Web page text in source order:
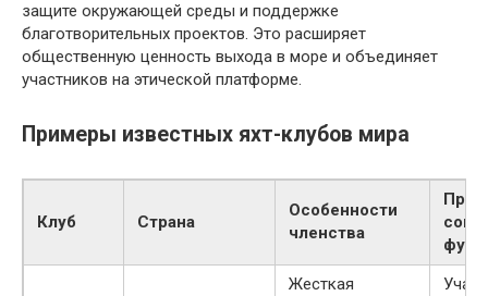
защите окружающей среды и поддержке
благотворительных проектов. Это расширяет
общественную ценность выхода в море и объединяет
участников на этической платформе.
Примеры известных яхт-клубов мира
Клуб Страна
Особенности
членства
Жесткая